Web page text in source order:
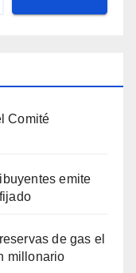
Comité
emite
de gas el
millonario